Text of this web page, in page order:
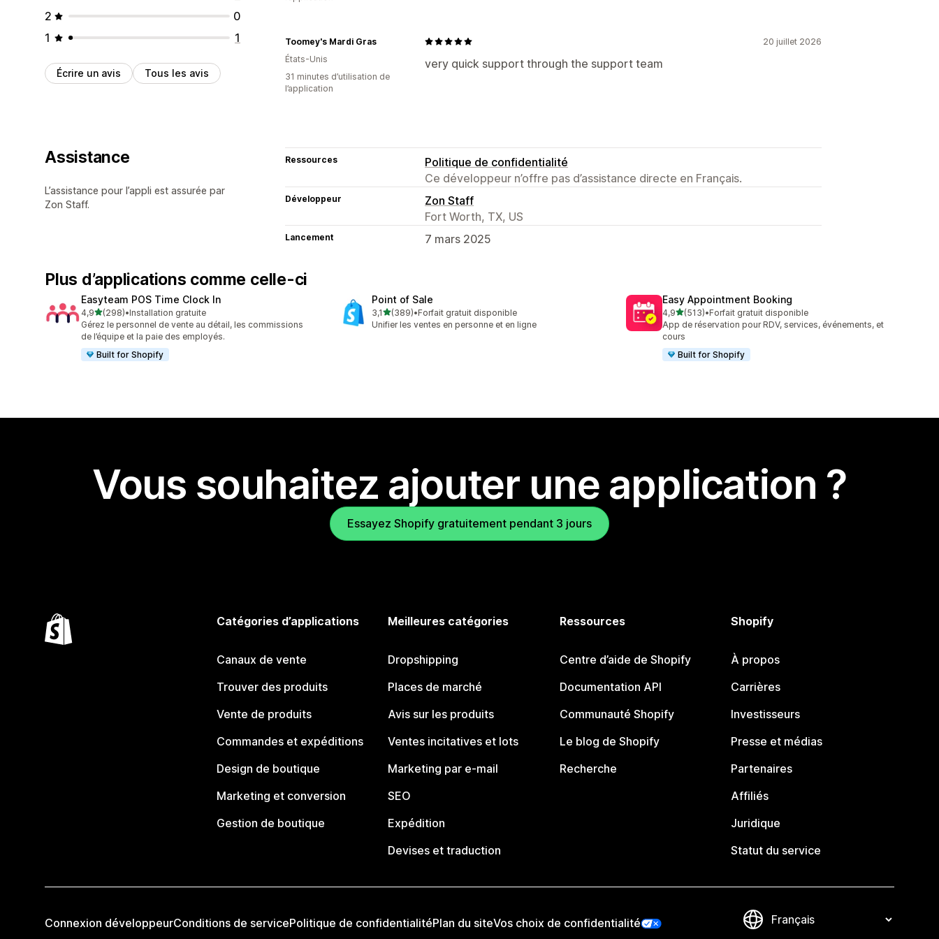
2
0
1
1
Écrire un avis Tous les avis
20 juillet 2026
very quick support through the support team
Toomey's Mardi Gras
États-Unis
31 minutes d’utilisation de
l’application
Assistance
L’assistance pour l’appli est assurée par
Zon Staff.
Ressources
Politique de confidentialité
Ce développeur n’offre pas d’assistance directe en Français.
Développeur
Zon Staff
Fort Worth, TX, US
Lancement 7 mars 2025
Plus d’applications comme celle-ci
Easyteam POS Time Clock In
4,9étoile(s) sur 5
(298)
298 avis au total
•Installation gratuite
Gérez le personnel de vente au détail, les commissions
de l’équipe et la paie des employés.
Built for Shopify
Point of Sale
3,1étoile(s) sur 5
(389)
389 avis au total
•Forfait gratuit disponible
Unifier les ventes en personne et en ligne
Easy Appointment Booking
4,9étoile(s) sur 5
(513)
513 avis au total
•Forfait gratuit disponible
App de réservation pour RDV, services, événements, et
cours
Built for Shopify
Vous souhaitez ajouter une application ?
Essayez Shopify gratuitement pendant 3 jours
Catégories d’applications
Canaux de vente
Trouver des produits
Vente de produits
Commandes et expéditions
Design de boutique
Marketing et conversion
Gestion de boutique
Meilleures catégories
Dropshipping
Places de marché
Avis sur les produits
Ventes incitatives et lots
Marketing par e-mail
SEO
Expédition
Devises et traduction
Ressources
Centre d’aide de Shopify
Documentation API
Communauté Shopify
Le blog de Shopify
Recherche
Shopify
À propos
Carrières
Investisseurs
Presse et médias
Partenaires
Affiliés
Juridique
Statut du service
Connexion développeurConditions de servicePolitique de confidentialitéPlan du siteVos choix de confidentialité